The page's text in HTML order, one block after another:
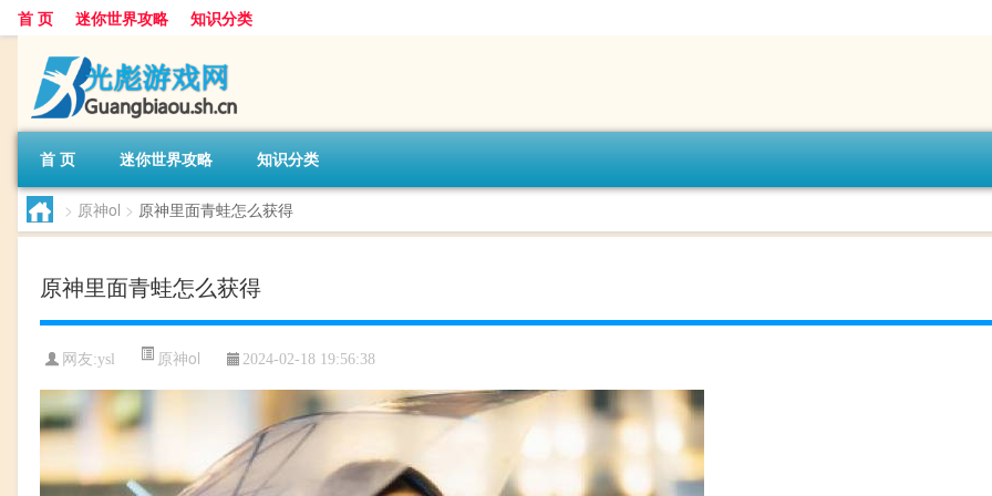
首 页 迷你世界攻略 知识分类
首 页 迷你世界攻略 知识分类
> 原神ol > 原神里面青蛙怎么获得
原神里面青蛙怎么获得
网友:ysl 原神ol 2024-02-18 19:56:38